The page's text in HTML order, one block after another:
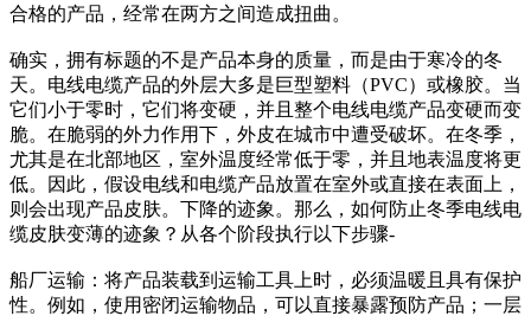
合格的产品，经常在两方之间造成扭曲。
确实，拥有标题的不是产品本身的质量，而是由于寒冷的冬
天。电线电缆产品的外层大多是巨型塑料（PVC）或橡胶。当
它们小于零时，它们将变硬，并且整个电线电缆产品变硬而变
脆。在脆弱的外力作用下，外皮在城市中遭受破坏。在冬季，
尤其是在北部地区，室外温度经常低于零，并且地表温度将更
低。因此，假设电线和电缆产品放置在室外或直接在表面上，
则会出现产品皮肤。下降的迹象。那么，如何防止冬季电线电
缆皮肤变薄的迹象？从各个阶段执行以下步骤-
船厂运输：将产品装载到运输工具上时，必须温暖且具有保护
性。例如，使用密闭运输物品，可以直接暴露预防产品；一层